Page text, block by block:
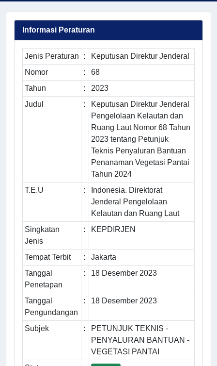
Informasi Peraturan
Jenis Peraturan :
Keputusan Direktur Jenderal
Nomor
:
68
Tahun
:
2023
Judul
:
Keputusan Direktur Jenderal
Pengelolaan Kelautan dan
Ruang Laut Nomor 68 Tahun
2023 tentang Petunjuk
Teknis Penyaluran Bantuan
Penanaman Vegetasi Pantai
Tahun 2024
T.E.U
:
Indonesia. Direktorat
Jenderal Pengelolaan
Kelautan dan Ruang Laut
Singkatan
Jenis
: KEPDIRJEN
Tempat Terbit :
Jakarta
Tanggal
Penetapan
: 18 Desember 2023
Tanggal
Pengundangan
: 18 Desember 2023
Subjek :
PETUNJUK TEKNIS -
PENYALURAN BANTUAN -
VEGETASI PANTAI